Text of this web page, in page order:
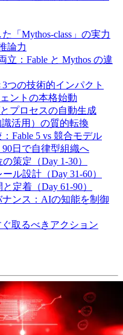
「Mythos-class」の実力
論力
立：Fable と Mythos の違
つの技術的インパクト
ントの本格始動
プロセスの自動生成
活用）の質的転換
Fable 5 vs 競合モデル
日で自律型組織へ
策定（Day 1-30）
ル設計（Day 31-60）
定着（Day 61-90）
ンス：AIの知能を制御
取るべきアクション